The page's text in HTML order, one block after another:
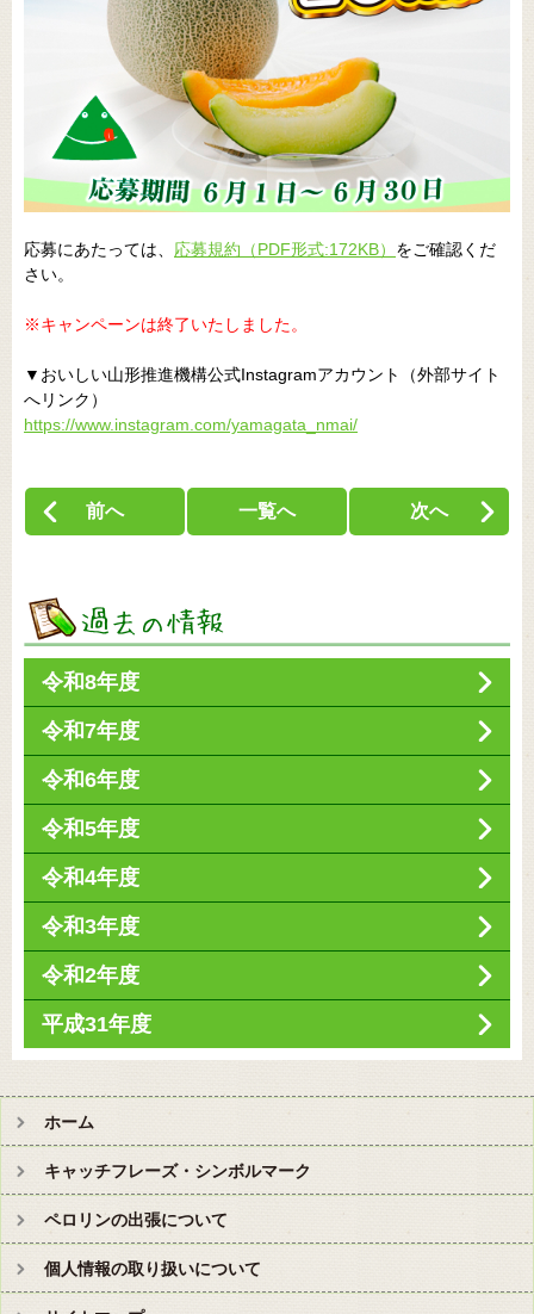
応募にあたっては、 応募規約（PDF形式:172KB） をご確認くだ
さい。
※キャンペーンは終了いたしました。
▼おいしい山形推進機構公式Instagramアカウント（外部サイト
へリンク）
https://www.instagram.com/yamagata_nmai/
前へ 一覧へ 次へ
令和8年度
令和7年度
令和6年度
令和5年度
令和4年度
令和3年度
令和2年度
平成31年度
ホーム
キャッチフレーズ・シンボルマーク
ペロリンの出張について
個人情報の取り扱いについて